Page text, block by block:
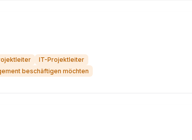
IT-Projektleiter
beschäftigen möchten